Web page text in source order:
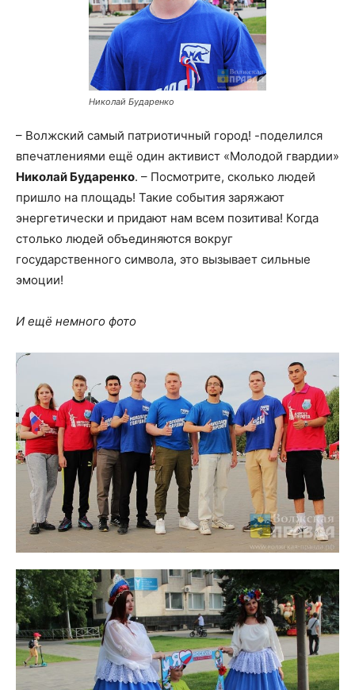
Николай Бударенко
– Волжский самый патриотичный город! -поделился
впечатлениями ещё один активист «Молодой гвардии»
Николай Бударенко. – Посмотрите, сколько людей
пришло на площадь! Такие события заряжают
энергетически и придают нам всем позитива! Когда
столько людей объединяются вокруг
государственного символа, это вызывает сильные
эмоции!
И ещё немного фото